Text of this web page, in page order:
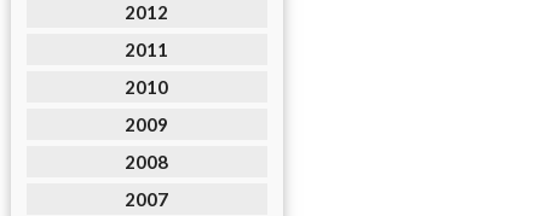
2012
2011
2010
2009
2008
2007